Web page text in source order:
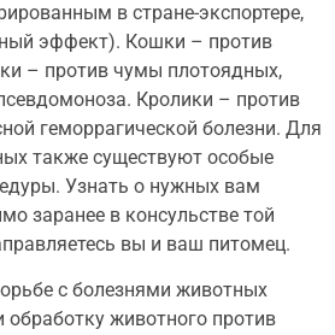
в стране-экспортере,
эффект). Кошки – против
– против чумы плотоядных,
Кролики – против
геморрагической болезни. Для
также существуют особые
Узнать о нужных вам
заранее в консульстве той
вы и ваш питомец.
с болезнями животных
обработку животного против